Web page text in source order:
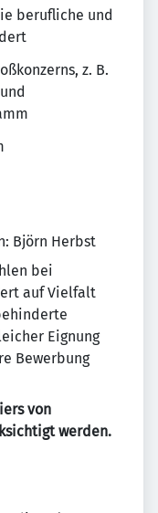
berufliche und
z. B.
Björn Herbst
bei
auf Vielfalt
Eignung
Bewerbung
von
werden.